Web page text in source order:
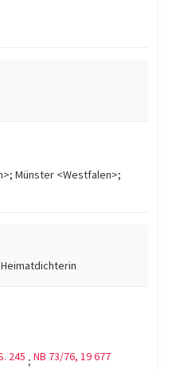
Münster <Westfalen>;
245 ; NB 73/76, 19 677